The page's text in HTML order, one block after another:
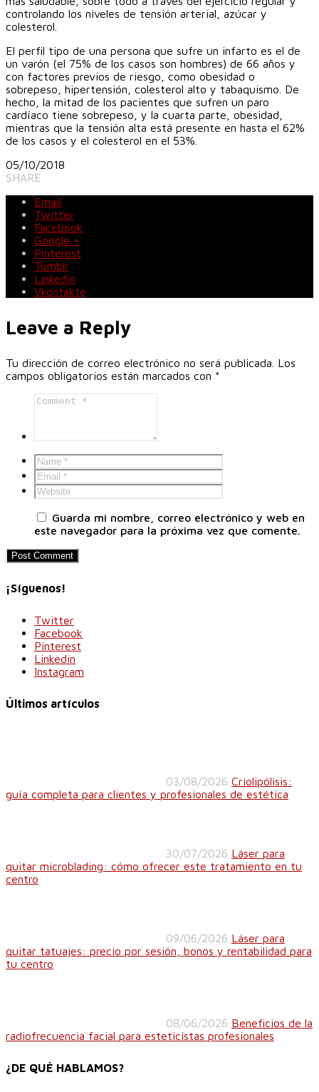
controlando los niveles de tensión arterial, azúcar y
colesterol.
El perfil tipo de una persona que sufre un infarto es el de
un varón (el 75% de los casos son hombres) de 66 años y
con factores previos de riesgo, como obesidad o
sobrepeso, hipertensión, colesterol alto y tabaquismo. De
hecho, la mitad de los pacientes que sufren un paro
cardíaco tiene sobrepeso, y la cuarta parte, obesidad,
mientras que la tensión alta está presente en hasta el 62%
de los casos y el colesterol en el 53%.
05/10/2018
SHARE
Email
Twitter
Facebook
Google +
Pinterest
Tumblr
Linkedin
Vkontakte
Leave a Reply
Tu dirección de correo electrónico no será publicada. Los
campos obligatorios están marcados con *
Guarda mi nombre, correo electrónico y web en
este navegador para la próxima vez que comente.
¡Síguenos!
Twitter
Facebook
Pinterest
Linkedin
Instagram
Últimos artículos
03/08/2026 Criolipólisis:
guía completa para clientes y profesionales de estética
30/07/2026 Láser para
quitar microblading: cómo ofrecer este tratamiento en tu
centro
09/06/2026 Láser para
quitar tatuajes: precio por sesión, bonos y rentabilidad para
tu centro
08/06/2026 Beneficios de la
radiofrecuencia facial para esteticistas profesionales
¿DE QUÉ HABLAMOS?